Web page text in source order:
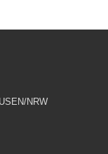
NRW